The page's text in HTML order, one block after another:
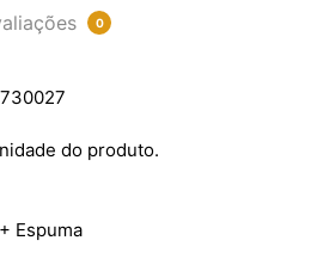
0
do produto.
Espuma